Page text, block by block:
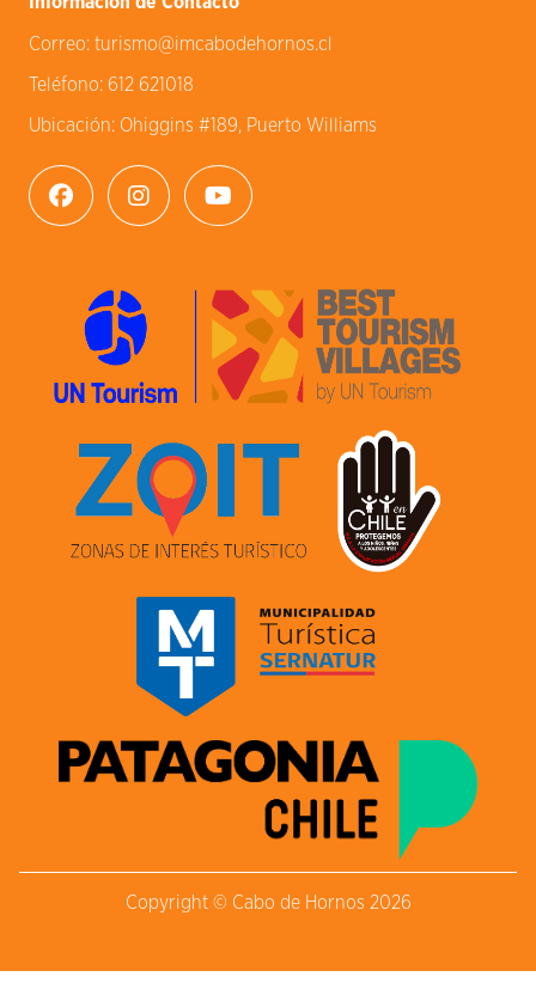
Correo: turismo@imcabodehornos.cl
Teléfono: 612 621018
Ubicación: Ohiggins #189, Puerto Williams
Copyright © Cabo de Hornos 2026